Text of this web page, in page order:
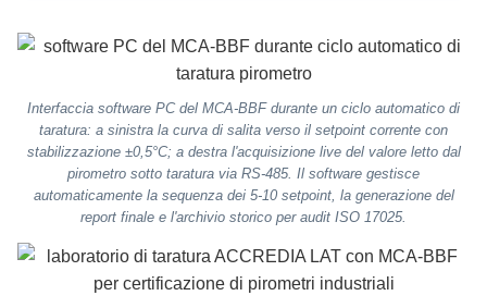
Interfaccia software PC del MCA-BBF durante un ciclo automatico di
taratura: a sinistra la curva di salita verso il setpoint corrente con
stabilizzazione ±0,5°C; a destra l'acquisizione live del valore letto dal
pirometro sotto taratura via RS-485. Il software gestisce
automaticamente la sequenza dei 5-10 setpoint, la generazione del
report finale e l'archivio storico per audit ISO 17025.